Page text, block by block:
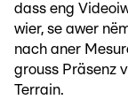
dass eng
wier, se awer
nach aner
grouss Präsenz
Terrain.